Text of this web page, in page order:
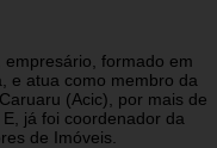
formado em
e atua como membro da
(Acic), por mais de
já foi coordenador da
de Imóveis.